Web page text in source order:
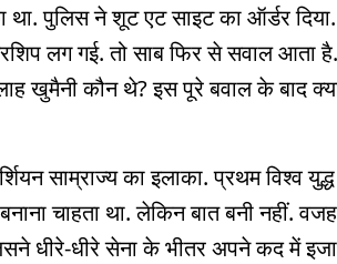
पुलिस ने शूट एट साइट का ऑर्डर
लग गई. तो साब फिर से सवाल
खुमैनी कौन थे? इस पूरे बवाल के बाद
साम्राज्य का इलाका. प्रथम विश्व युद्ध
चाहता था. लेकिन बात बनी नहीं.
धीरे-धीरे सेना के भीतर अपने कद में